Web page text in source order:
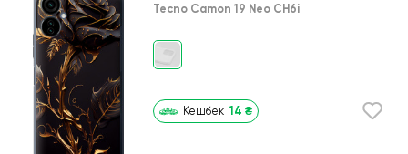
Tecno Camon 19 Neo CH6i
Кешбек 14 ₴